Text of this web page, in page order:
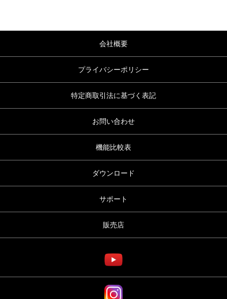
会社概要
プライバシーポリシー
特定商取引法に基づく表記
お問い合わせ
機能比較表
ダウンロード
サポート
販売店